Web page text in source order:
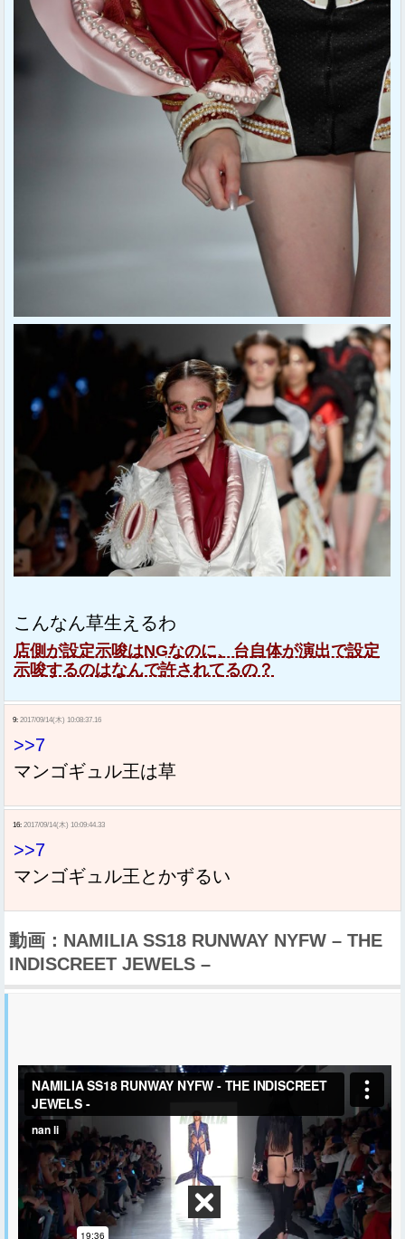
こんなん草生えるわ
店側が設定示唆はNGなのに、台自体が演出で設定
示唆するのはなんで許されてるの？
9: 2017/09/14(木) 10:08:37.16
>>7
マンゴギュル王は草
16: 2017/09/14(木) 10:09:44.33
>>7
マンゴギュル王とかずるい
動画：NAMILIA SS18 RUNWAY NYFW – THE
INDISCREET JEWELS –